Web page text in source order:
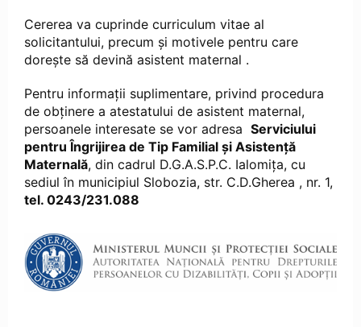
Cererea va cuprinde curriculum vitae al
solicitantului, precum şi motivele pentru care
doreşte să devină asistent maternal .
Pentru informații suplimentare, privind procedura
de obținere a atestatului de asistent maternal,
persoanele interesate se vor adresa Serviciului
pentru Îngrijirea de Tip Familial și Asistență
Maternală, din cadrul D.G.A.S.P.C. Ialomița, cu
sediul în municipiul Slobozia, str. C.D.Gherea , nr. 1,
tel. 0243/231.088